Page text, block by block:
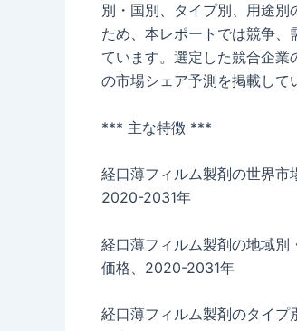
別・国別、タイプ別、用途
ため、本レポートでは競争
ています。選定した競合企
の市場シェア予測を掲載して
*** 主な特徴 ***
経口薄フィルム製剤の世界市
2020-2031年
経口薄フィルム製剤の地域別
価格、2020-2031年
経口薄フィルム製剤のタイプ